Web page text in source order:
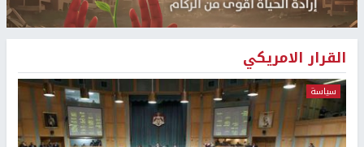
القرار الامريكي
سياسة